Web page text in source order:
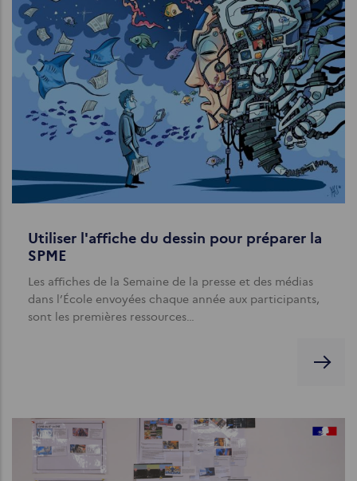
Utiliser l'affiche du dessin pour préparer la
SPME
Les affiches de la Semaine de la presse et des médias
dans l’École envoyées chaque année aux participants,
sont les premières ressources…